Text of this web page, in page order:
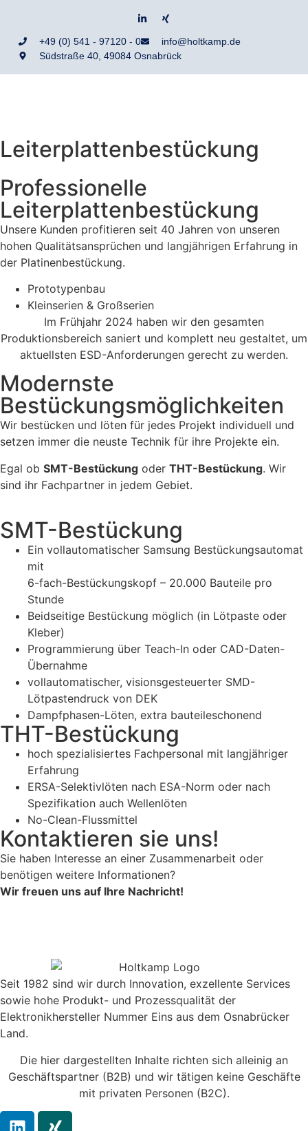
+49 (0) 541 - 97120 - 0
info@holtkamp.de
Südstraße 40, 49084 Osnabrück
Leiterplattenbestückung
Professionelle
Leiterplattenbestückung
Unsere Kunden profitieren seit 40 Jahren von unseren
hohen Qualitätsansprüchen und langjährigen Erfahrung in
der Platinenbestückung.
Prototypenbau
Kleinserien & Großserien
Im Frühjahr 2024 haben wir den gesamten
Produktionsbereich saniert und komplett neu gestaltet, um
aktuellsten ESD-Anforderungen gerecht zu werden.
Modernste
Bestückungsmöglichkeiten
Wir bestücken und löten für jedes Projekt individuell und
setzen immer die neuste Technik für ihre Projekte ein.
Egal ob SMT-Bestückung oder THT-Bestückung. Wir
sind ihr Fachpartner in jedem Gebiet.
SMT-Bestückung
Ein vollautomatischer Samsung Bestückungsautomat
mit
6-fach-Bestückungskopf – 20.000 Bauteile pro
Stunde
Beidseitige Bestückung möglich (in Lötpaste oder
Kleber)
Programmierung über Teach-In oder CAD-Daten-
Übernahme
vollautomatischer, visionsgesteuerter SMD-
Lötpastendruck von DEK
Dampfphasen-Löten, extra bauteileschonend
THT-Bestückung
hoch spezialisiertes Fachpersonal mit langjähriger
Erfahrung
ERSA-Selektivlöten nach ESA-Norm oder nach
Spezifikation auch Wellenlöten
No-Clean-Flussmittel
Kontaktieren sie uns!
Sie haben Interesse an einer Zusammenarbeit oder
benötigen weitere Informationen?
Wir freuen uns auf Ihre Nachricht!
Seit 1982 sind wir durch Innovation, exzellente Services
sowie hohe Produkt- und Prozessqualität der
Elektronikhersteller Nummer Eins aus dem Osnabrücker
Land.
Die hier dargestellten Inhalte richten sich alleinig an
Geschäftspartner (B2B) und wir tätigen keine Geschäfte
mit privaten Personen (B2C).